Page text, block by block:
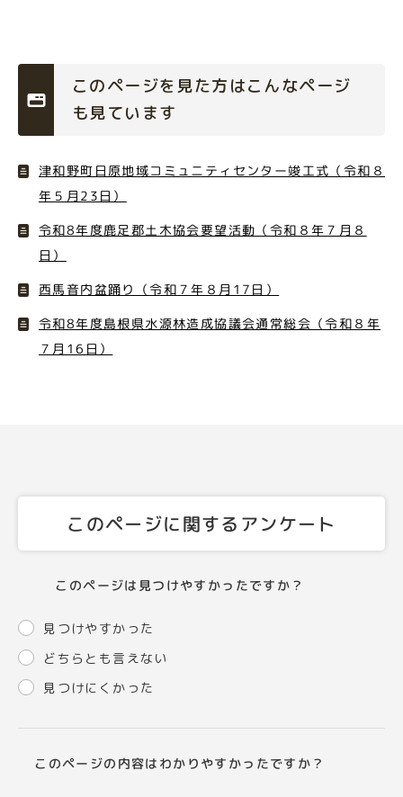
このページを見た方はこんなページ
も見ています
津和野町日原地域コミュニティセンター竣工式（令和８
年５月23日）
令和8年度鹿足郡土木協会要望活動（令和８年７月８
日）
西馬音内盆踊り（令和７年８月17日）
令和8年度島根県水源林造成協議会通常総会（令和８年
７月16日）
このページに関するアンケート
このページは見つけやすかったですか？
見つけやすかった
どちらとも言えない
見つけにくかった
このページの内容はわかりやすかったですか？